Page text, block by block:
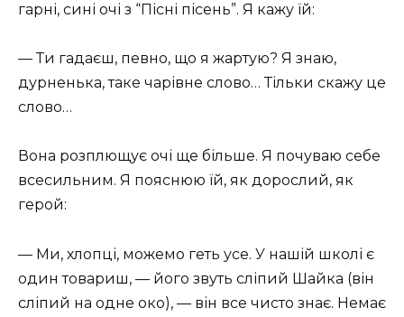
гарні, сині очі з “Пісні пісень”. Я кажу їй:
— Ти гадаєш, певно, що я жартую? Я знаю,
дурненька, таке чарівне слово… Тільки скажу це
слово…
Вона розплющує очі ще більше. Я почуваю себе
всесильним. Я пояснюю їй, як дорослий, як
герой:
— Ми, хлопці, можемо геть усе. У нашій школі є
один товариш, — його звуть сліпий Шайка (він
сліпий на одне око), — він все чисто знає. Немає